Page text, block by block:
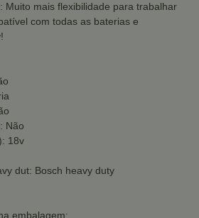
Muito mais flexibilidade para trabalhar
com todas as baterias e
Não
18v
dut: Bosch heavy duty
embalagem: